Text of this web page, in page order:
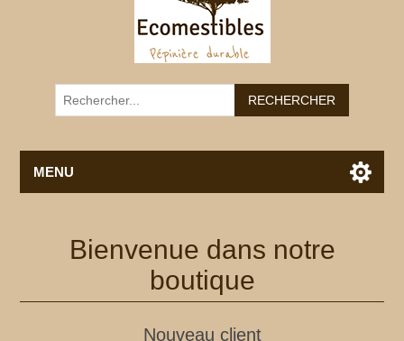
MENU
Bienvenue dans notre
boutique
Nouveau client